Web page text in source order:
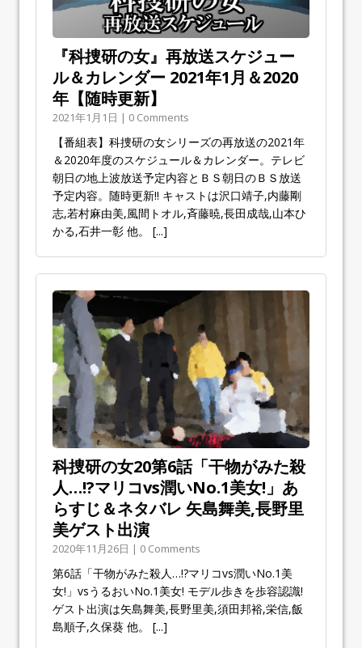
『科捜研の女』再放送スケジュー
ル＆カレンダー 2021年1月＆2020
年【随時更新】
2021年1月1日 | 0 Comments
【番組表】科捜研の女シリーズの再放送の2021年
＆2020年度のスケジュール＆カレンダー。テレビ
朝日の地上波放送予定内容とＢＳ朝日のＢＳ放送
予定内容。随時更新!! キャストは沢口靖子,内藤剛
志,若村麻由美,風間トオル,斉藤暁,長田成哉,山本ひ
かる,石井一彰 他。 [...]
科捜研の女20第6話「干物がみた殺
人…!?マリコvs潤いNo.1美女!」あ
らすじ＆ネタバレ 矢島舞美,長野里
美ゲスト出演
2020年11月26日 | 0 Comments
第6話「干物がみた殺人…!?マリコvs潤いNo.1美
女!」vsうるおいNo.1美女! モデル歩きを歩容認識!
ゲスト出演は矢島舞美,長野里美,須田邦裕,栄信,飯
島順子,久保葵 他。 [...]